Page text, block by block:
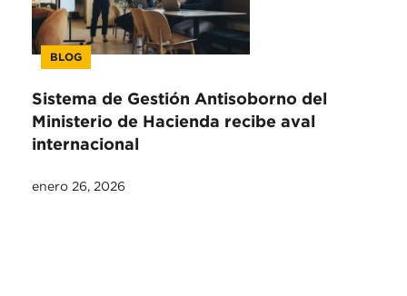
BLOG
Sistema de Gestión Antisoborno del
Ministerio de Hacienda recibe aval
internacional
enero 26, 2026